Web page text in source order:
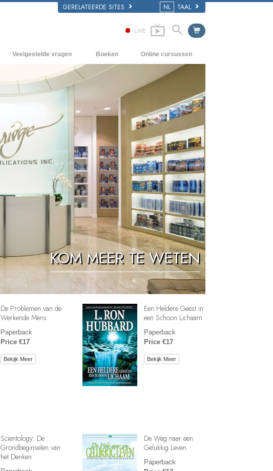
GERELATEERDE SITES NL TAAL
LIVE
Veelgestelde vragen
Achtergrond en Grondbeginselen
Binnen in een Kerk
De organisatie van Scientology
Boeken
Beginnersboeken
Luisterboeken
Introductielezingen
Films
Online cursussen
Hoe men Conflicten moet oplossen
De Drijfveren van het Bestaan
De Componenten van Begrip
Oplossingen voor een Gevaarlijke
Omgeving
Assisten voor Ziektes en Verwondingen
Integriteit en Eerlijkheid
Het Huwelijk
De Toonschaal van Emoties
Oplossingen voor het Drugsprobleem
Kinderen
Hulpmiddelen bij het Dagelijks Werk
Ethiek en de Condities
De Oorzaak van Onderdrukking
Feitenonderzoek
De Grondbeginselen van Organiseren
De Grondslagen van Public Relations
KOM MEER TE WETEN
De Problemen van de
Werkende Mens
Paperback
Price €17
Bekijk Meer
Een Heldere Geest in
een Schoon Lichaam
Paperback
Price €17
Bekijk Meer
Scientology: De
Grondbeginselen van
het Denken
De Weg naar een
Gelukkig Leven
Paperback